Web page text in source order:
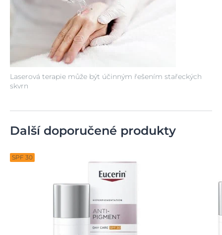
Laserová terapie může být účinným řešením stařeckých
skvrn
Další doporučené produkty
SPF 30